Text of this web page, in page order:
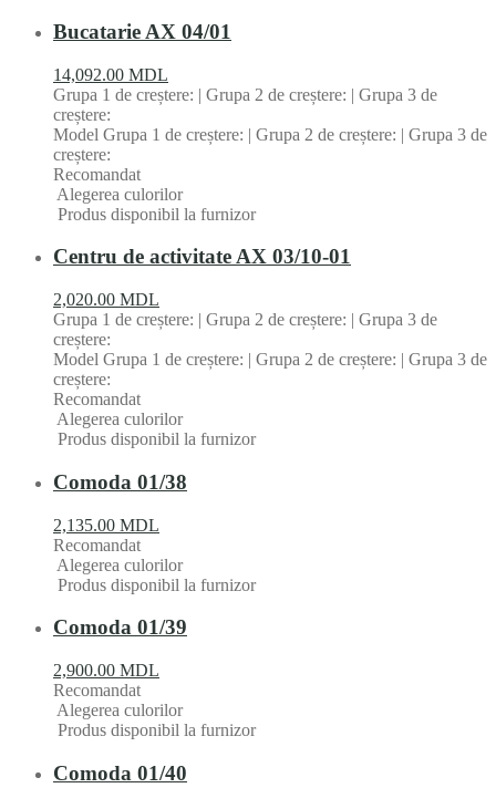
Bucatarie AX 04/01
14,092.00 MDL
Grupa 1 de creștere: | Grupa 2 de creștere: | Grupa 3 de
creștere:
Model Grupa 1 de creștere: | Grupa 2 de creștere: | Grupa 3 de
creștere:
Recomandat
Alegerea culorilor
Produs disponibil la furnizor
Centru de activitate AX 03/10-01
2,020.00 MDL
Grupa 1 de creștere: | Grupa 2 de creștere: | Grupa 3 de
creștere:
Model Grupa 1 de creștere: | Grupa 2 de creștere: | Grupa 3 de
creștere:
Recomandat
Alegerea culorilor
Produs disponibil la furnizor
Comoda 01/38
2,135.00 MDL
Recomandat
Alegerea culorilor
Produs disponibil la furnizor
Comoda 01/39
2,900.00 MDL
Recomandat
Alegerea culorilor
Produs disponibil la furnizor
Comoda 01/40